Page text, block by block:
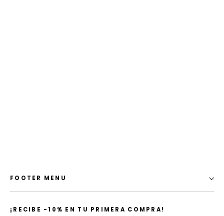
FOOTER MENU
¡​RECIBE -10% EN TU PRIMERA COMPRA!